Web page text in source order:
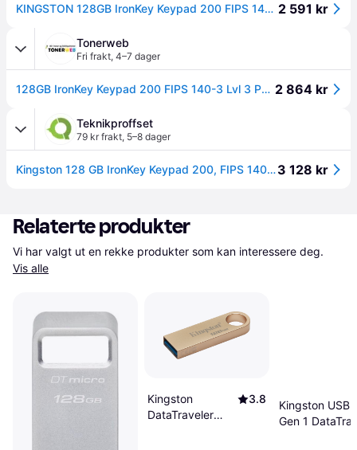
KINGSTON 128GB IronKey Keypad 200 FIPS 140-3 Lvl 3 Pending AES-256 Encrypted (IKKP200/128GB) 2 591 kr
Tonerweb
Fri frakt, 4–7 dager
128GB IronKey Keypad 200 FIPS 140-3 Lvl 3 Pending AES-256 Encrypted 2 864 kr
Teknikproffset
79 kr frakt, 5–8 dager
Kingston 128 GB IronKey Keypad 200, FIPS 140-3 Lvl 3 (i påvente) AES-2563 128 kr
Relaterte produkter
Vis alle
Kingston
DataTraveler
3.8
Kingston USB
Gen 1